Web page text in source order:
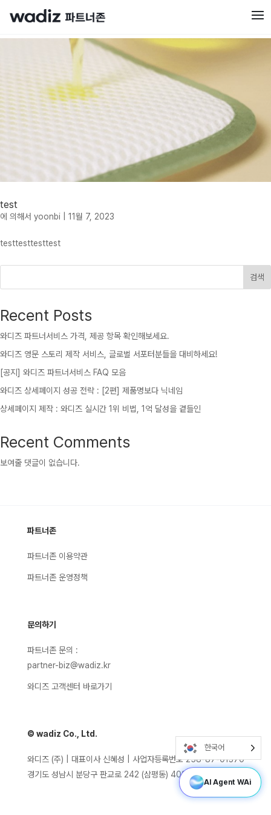
test
에 의해서 yoonbi 11월 7, 2023
testtesttesttest
검색
Recent Posts
와디즈 파트너서비스 가격, 제공 항목 확인해보세요.
와디즈 영문 스토리 제작 서비스, 글로벌 서포터분들을 대비하세요!
[공지] 와디즈 파트너서비스 FAQ 모음
와디즈 상세페이지 성공 전략 : [2편] 제품명보다 닉네임
상세페이지 제작 : 와디즈 실시간 1위 비법, 1억 달성을 곁들인
Recent Comments
보여줄 댓글이 없습니다.
파트너존
파트너존 이용약관
파트너존 운영정책
문의하기
파트너존 문의 :
partner-biz@wadiz.kr
와디즈 고객센터 바로가기
© wadiz Co., Ltd.
와디즈 (주) | 대표이사 신혜성 | 사업자등록번호 258-87-01370
경기도 성남시 분당구 판교로 242 (삼평동) 402호
AI Agent WAi
한국어